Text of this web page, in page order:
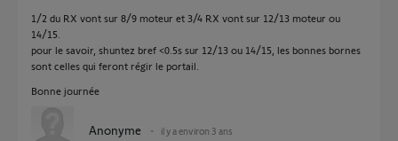
1/2 du RX vont sur 8/9 moteur et 3/4 RX vont sur 12/13 moteur ou
14/15.
pour le savoir, shuntez bref <0.5s sur 12/13 ou 14/15, les bonnes bornes
sont celles qui feront régir le portail.
Bonne journée
Anonyme il y a environ 3 ans